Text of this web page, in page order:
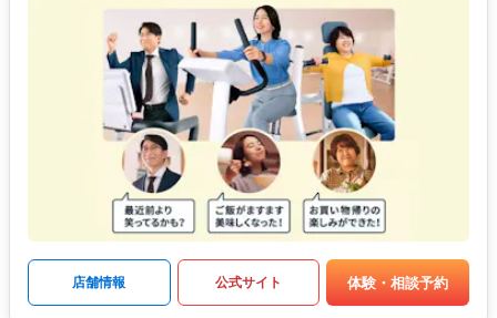
店舗情報 公式サイト 体験・相談予約